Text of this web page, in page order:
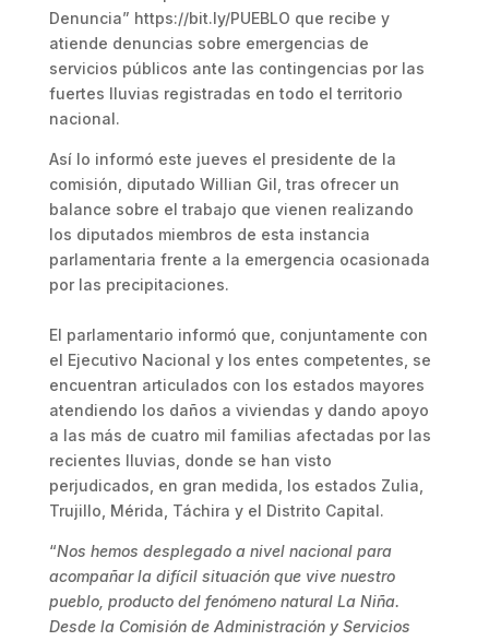
Denuncia” https://bit.ly/PUEBLO que recibe y
atiende denuncias sobre emergencias de
servicios públicos ante las contingencias por las
fuertes lluvias registradas en todo el territorio
nacional.
Así lo informó este jueves el presidente de la
comisión, diputado Willian Gil, tras ofrecer un
balance sobre el trabajo que vienen realizando
los diputados miembros de esta instancia
parlamentaria frente a la emergencia ocasionada
por las precipitaciones.
El parlamentario informó que, conjuntamente con
el Ejecutivo Nacional y los entes competentes, se
encuentran articulados con los estados mayores
atendiendo los daños a viviendas y dando apoyo
a las más de cuatro mil familias afectadas por las
recientes lluvias, donde se han visto
perjudicados, en gran medida, los estados Zulia,
Trujillo, Mérida, Táchira y el Distrito Capital.
“Nos hemos desplegado a nivel nacional para
acompañar la difícil situación que vive nuestro
pueblo, producto del fenómeno natural La Niña.
Desde la Comisión de Administración y Servicios